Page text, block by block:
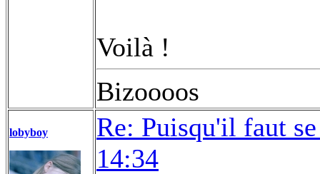
Voilà !
Bizoooos
lobyboy
Re: Puisqu'il faut
14:34